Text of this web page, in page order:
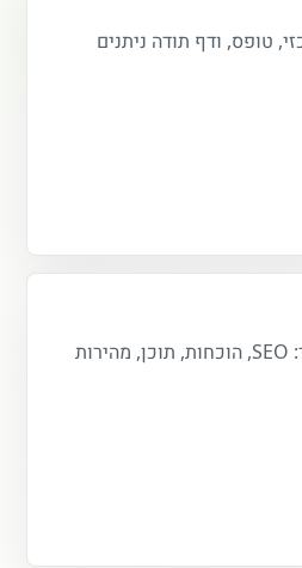
טופס, ודף תודה ניתנים
מסמנים מה נשאר לחדד: SEO, הוכחות, תוכן, מהירות